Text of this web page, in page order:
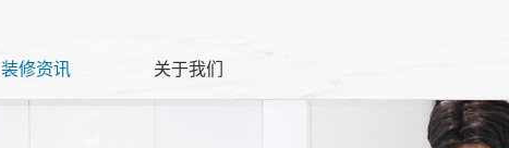
装修资讯 关于我们